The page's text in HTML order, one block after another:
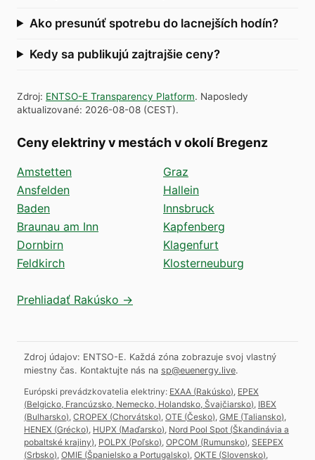
Ako presunúť spotrebu do lacnejších hodín?
Kedy sa publikujú zajtrajšie ceny?
Zdroj: ENTSO-E Transparency Platform. Naposledy
aktualizované: 2026-08-08 (CEST).
Ceny elektriny v mestách v okolí Bregenz
Amstetten
Ansfelden
Baden
Braunau am Inn
Dornbirn
Feldkirch
Graz
Hallein
Innsbruck
Kapfenberg
Klagenfurt
Klosterneuburg
Prehliadať Rakúsko →
Zdroj údajov: ENTSO-E. Každá zóna zobrazuje svoj vlastný
miestny čas. Kontaktujte nás na sp@euenergy.live.
Európski prevádzkovatelia elektriny: EXAA (Rakúsko) EPEX
(Belgicko, Francúzsko, Nemecko, Holandsko, Švajčiarsko) IBEX
(Bulharsko) CROPEX (Chorvátsko) OTE (Česko) GME (Taliansko)
HENEX (Grécko) HUPX (Maďarsko) Nord Pool Spot (Škandinávia a
pobaltské krajiny) POLPX (Poľsko) OPCOM (Rumunsko) SEEPEX
(Srbsko) OMIE (Španielsko a Portugalsko) OKTE (Slovensko)